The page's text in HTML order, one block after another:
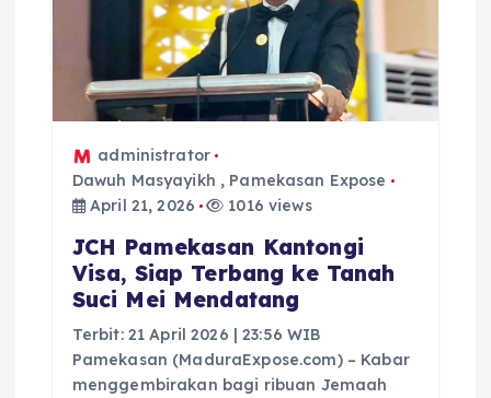
s
administrator
Dawuh Masyayikh , Pamekasan Expose
April 21, 2026
1016 views
JCH Pamekasan Kantongi
Visa, Siap Terbang ke Tanah
Suci Mei Mendatang
Terbit: 21 April 2026 | 23:56 WIB
Pamekasan (MaduraExpose.com) – Kabar
menggembirakan bagi ribuan Jemaah